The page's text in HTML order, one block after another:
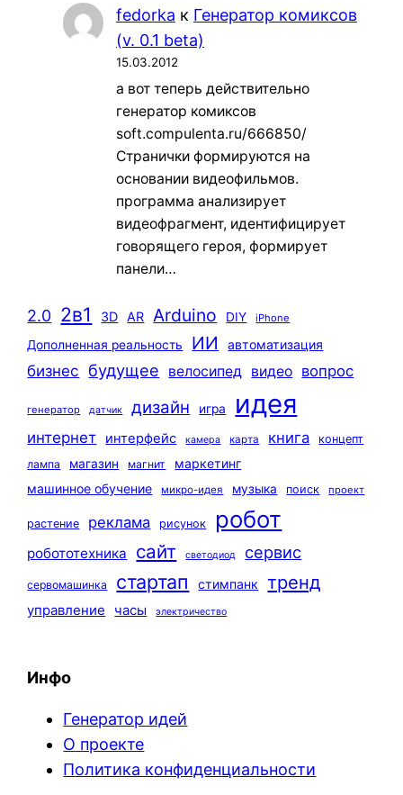
fedorka к Генератор комиксов
(v. 0.1 beta)
15.03.2012
а вот теперь действительно
генератор комиксов
soft.compulenta.ru/666850/
Странички формируются на
основании видеофильмов.
программа анализирует
видеофрагмент, идентифицирует
говорящего героя, формирует
панели…
2.0 2в1 3D AR Arduino DIY iPhone
Дополненная реальность ИИ автоматизация
бизнес будущее велосипед видео вопрос
генератор датчик дизайн игра идея
интернет интерфейс камера карта книга
концепт
лампа
магазин магнит
маркетинг
машинное обучение
микро-идея музыка поиск проект
растение реклама рисунок робот
робототехника сайт светодиод сервис
сервомашинка стартап стимпанк тренд
управление часы электричество
Инфо
Генератор идей
О проекте
Политика конфиденциальности